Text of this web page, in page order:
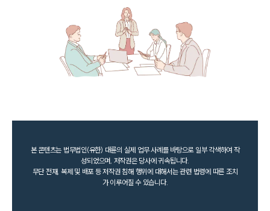
본 콘텐츠는 법무법인(유한) 대륜의 실제 업무 사례를 바탕으로 일부 각색하여 작
성되었으며, 저작권은 당사에 귀속됩니다.
무단 전재, 복제 및 배포 등 저작권 침해 행위에 대해서는 관련 법령에 따른 조치
가 이루어질 수 있습니다.